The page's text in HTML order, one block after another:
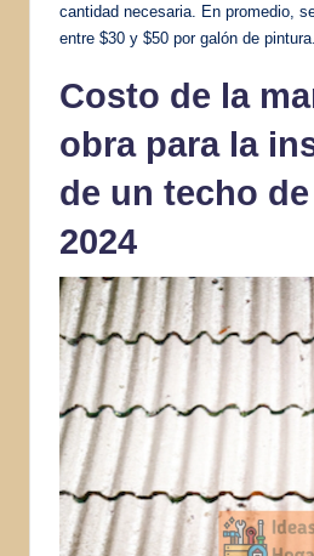
cantidad necesaria. En promedio,
entre $30 y $50 por galón de pintura.
Costo de la
obra para la
de un techo
2024